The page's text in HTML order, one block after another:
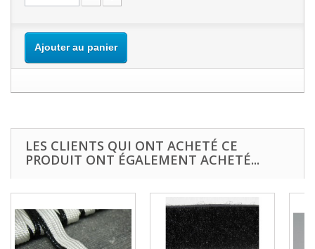
Ajouter au panier
LES CLIENTS QUI ONT ACHETÉ CE
PRODUIT ONT ÉGALEMENT ACHETÉ...